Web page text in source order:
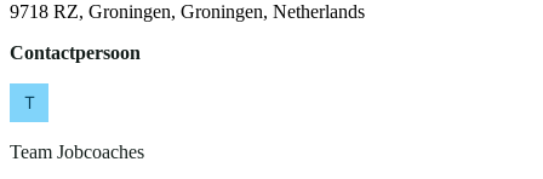
9718 RZ, Groningen, Groningen, Netherlands
Contactpersoon
Team Jobcoaches